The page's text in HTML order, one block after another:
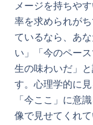
メージを持ちや
率を求められが
ているなら、あ
い」「今のペー
生の味わいだ」
す。心理学的に
「今ここ」に意
像で見せてくれ